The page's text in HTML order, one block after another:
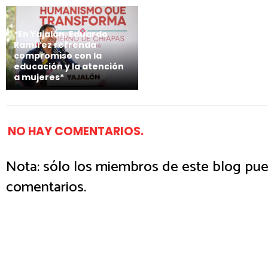
*En Yajalón, Eduardo
Ramírez refrenda
compromiso con la
educación y la atención
a mujeres*
NO HAY COMENTARIOS.
Nota: sólo los miembros de este blog
comentarios.